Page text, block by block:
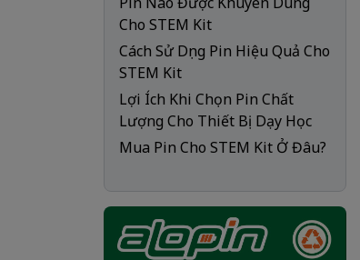
Cho STEM Kit
Cách Sử Dụng Pin Hiệu Quả Cho
STEM Kit
Lợi Ích Khi Chọn Pin Chất
Lượng Cho Thiết Bị Dạy Học
Mua Pin Cho STEM Kit Ở Đâu?